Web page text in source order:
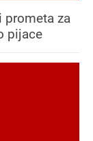
prometa za
pijace